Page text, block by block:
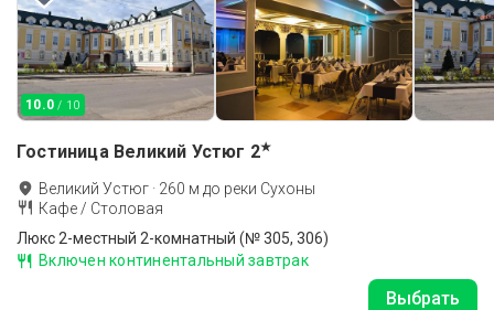
10.0 / 10
Гостиница Великий Устюг 2★
Великий Устюг · 260 м до реки Сухоны
Кафе / Столовая
Люкс 2-местный 2-комнатный (№ 305, 306)
Включен континентальный завтрак
Выбрать